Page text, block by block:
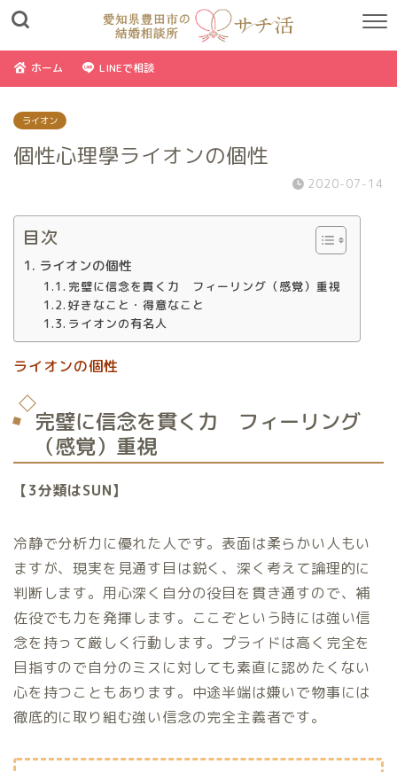
ホーム LINEで相談
ライオン
個性心理學ライオンの個性
2020-07-14
目次
ライオンの個性
完璧に信念を貫く力 フィーリング（感覚）重視
好きなこと・得意なこと
ライオンの有名人
ライオンの個性
完璧に信念を貫く力 フィーリング
（感覚）重視
【3分類はSUN】
冷静で分析力に優れた人です。表面は柔らかい人もい
ますが、現実を見通す目は鋭く、深く考えて論理的に
判断します。用心深く自分の役目を貫き通すので、補
佐役でも力を発揮します。ここぞという時には強い信
念を持って厳しく行動します。プライドは高く完全を
目指すので自分のミスに対しても素直に認めたくない
心を持つこともあります。中途半端は嫌いで物事には
徹底的に取り組む強い信念の完全主義者です。